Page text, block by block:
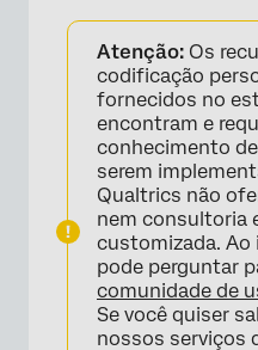
Atenção: Os
codificação
fornecidos no
encontram e
conhecimento
serem
Qualtrics não
nem consultoria
customizada. Ao
pode perguntar
comunidade de
Se você quiser
nossos serviços